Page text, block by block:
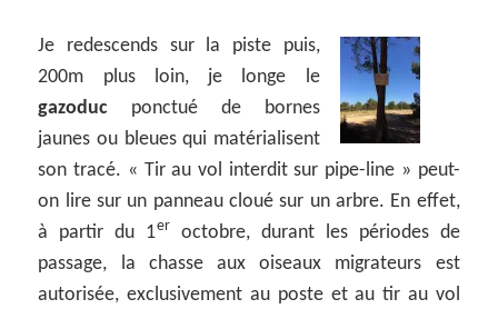
Je redescends sur la piste puis,
200m plus loin, je longe le
gazoduc ponctué de bornes
jaunes ou bleues qui matérialisent
son tracé. « Tir au vol interdit sur pipe-line » peut-
on lire sur un panneau cloué sur un arbre. En effet,
à partir du 1er
octobre, durant les périodes de
passage, la chasse aux oiseaux migrateurs est
autorisée, exclusivement au poste et au tir au vol